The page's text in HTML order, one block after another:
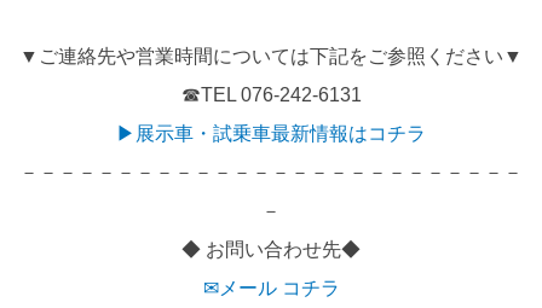
▼ご連絡先や営業時間については下記をご参照ください▼
☎TEL 076-242-6131
▶展示車・試乗車最新情報はコチラ
－－－－－－－－－－－－－－－－－－－－－－－－－－
－
◆ お問い合わせ先◆
✉メール コチラ